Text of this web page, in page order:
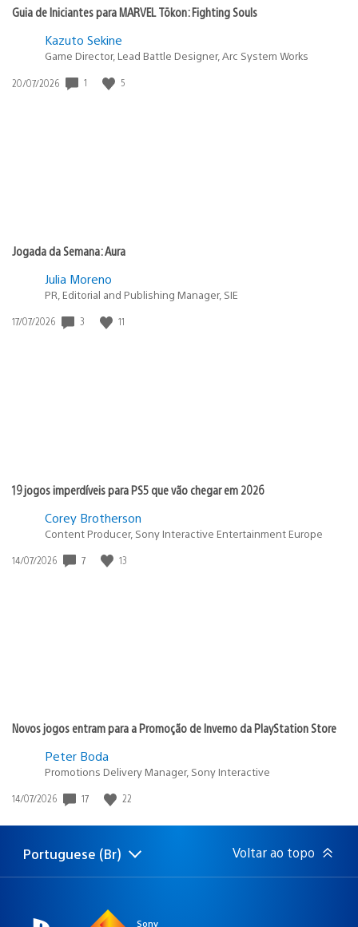
Guia de Iniciantes para MARVEL Tōkon: Fighting Souls
Kazuto Sekine
Game Director, Lead Battle Designer, Arc System Works
Data
20/07/2026 1 5
Jogada da Semana: Aura
Julia Moreno
PR, Editorial and Publishing Manager, SIE
Data
17/07/2026 3 11
19 jogos imperdíveis para PS5 que vão chegar em 2026
Corey Brotherson
Content Producer, Sony Interactive Entertainment Europe
Data
14/07/2026 7 13
Novos jogos entram para a Promoção de Inverno da PlayStation Store
Peter Boda
Promotions Delivery Manager, Sony Interactive
Data
publicação:
14/07/2026 17 22
Selecione
Região
Portuguese (Br) Voltar ao topo
Sony